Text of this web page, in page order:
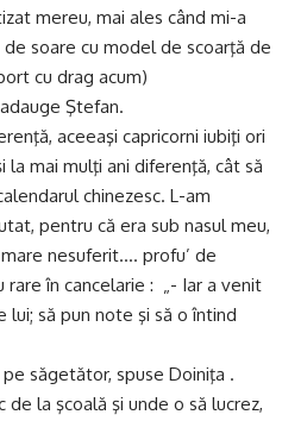
mereu, mai ales când mi-a
soare cu model de scoarţă de
cu drag acum)
Ştefan.
aceeaşi capricorni iubiţi ori
la mai mulţi ani diferenţă, cât să
chinezesc. L-am
pentru că era sub nasul meu,
nesuferit…. profu’ de
în cancelarie : „- Iar a venit
lui; să pun note şi să o întind
săgetător, spuse Doiniţa .
la şcoală şi unde o să lucrez,